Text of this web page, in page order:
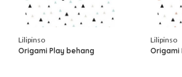
Lilipinso
Origami Play behang
Lilipinso
Origami